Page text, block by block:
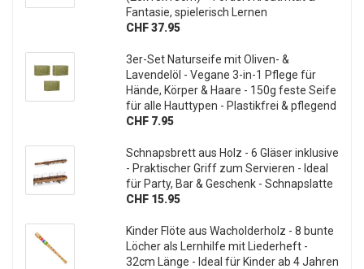
Fantasie, spielerisch Lernen
CHF 37.95
3er-Set Naturseife mit Oliven- &
Lavendelöl - Vegane 3-in-1 Pflege für
Hände, Körper & Haare - 150g feste Seife
für alle Hauttypen - Plastikfrei & pflegend
CHF 7.95
Schnapsbrett aus Holz - 6 Gläser inklusive
- Praktischer Griff zum Servieren - Ideal
für Party, Bar & Geschenk - Schnapslatte
CHF 15.95
Kinder Flöte aus Wacholderholz - 8 bunte
Löcher als Lernhilfe mit Liederheft -
32cm Länge - Ideal für Kinder ab 4 Jahren